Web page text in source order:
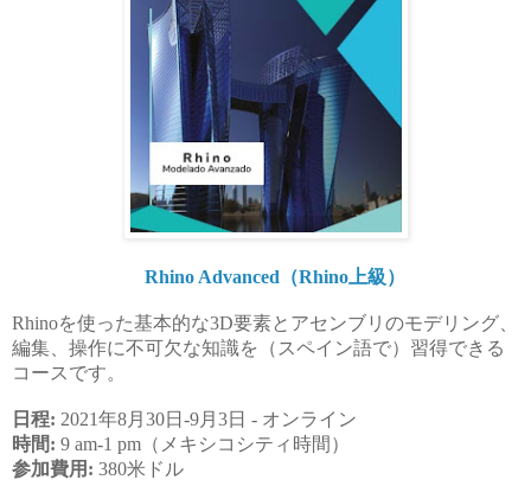
Rhino Advanced（Rhino上級）
Rhinoを使った基本的な3D要素とアセンブリのモデリング、
編集、操作に不可欠な知識を（スペイン語で）習得できる
コースです。
日程: 2021年8月30日-9月3日 - オンライン
時間: 9 am-1 pm（メキシコシティ時間）
参加費用: 380米ドル